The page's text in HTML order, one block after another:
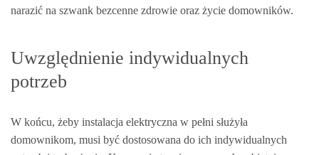
narazić na szwank bezcenne zdrowie oraz życie domowników.
Uwzględnienie indywidualnych
potrzeb
W końcu, żeby instalacja elektryczna w pełni służyła
domownikom, musi być dostosowana do ich indywidualnych